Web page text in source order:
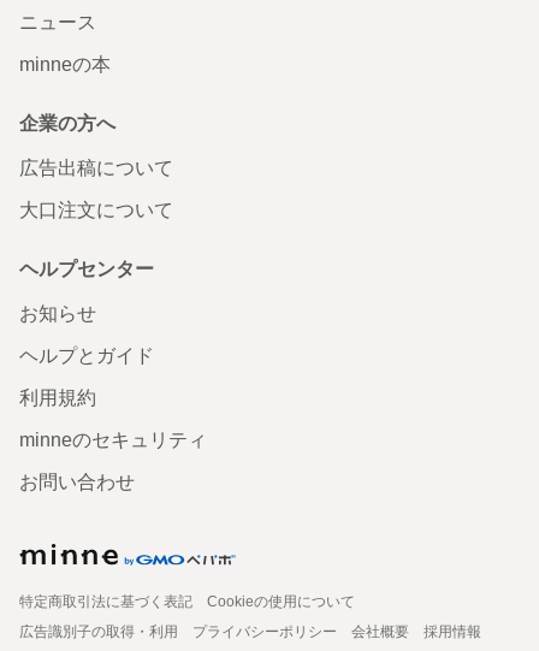
ニュース
minneの本
企業の方へ
広告出稿について
大口注文について
ヘルプセンター
お知らせ
ヘルプとガイド
利用規約
minneのセキュリティ
お問い合わせ
特定商取引法に基づく表記
Cookieの使用について
広告識別子の取得・利用
プライバシーポリシー 会社概要
採用情報